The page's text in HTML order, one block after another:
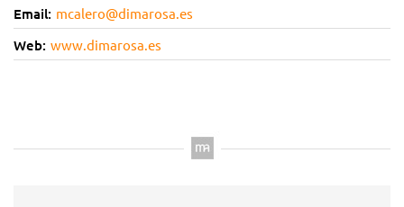
Email: mcalero@dimarosa.es
Web: www.dimarosa.es